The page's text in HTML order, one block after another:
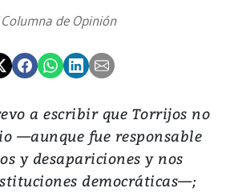
Columna de Opinión
a escribir que Torrijos no
—aunque fue responsable
y desapariciones y nos
democráticas—;